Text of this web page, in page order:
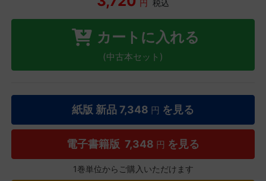
円 税込
カートに入れる
(中古本セット)
紙版 新品7,348 円 を見る
電子書籍版 7,348 円 を見る
1巻単位からご購入いただけます